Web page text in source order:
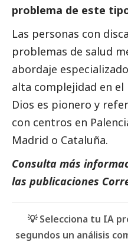
problema de este
Las personas con
problemas de salud
abordaje
alta complejidad en el
Dios es pionero y
con centros en
Madrid o Cataluña.
Consulta más
las publicaciones
💡 Selecciona tu IA
segundos un análisis